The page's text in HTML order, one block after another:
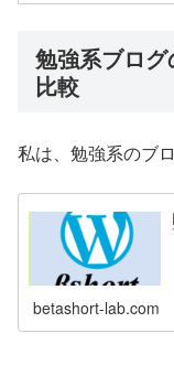
勉強系ブロ
比較
私は、勉強系のブ
betashort-lab.com